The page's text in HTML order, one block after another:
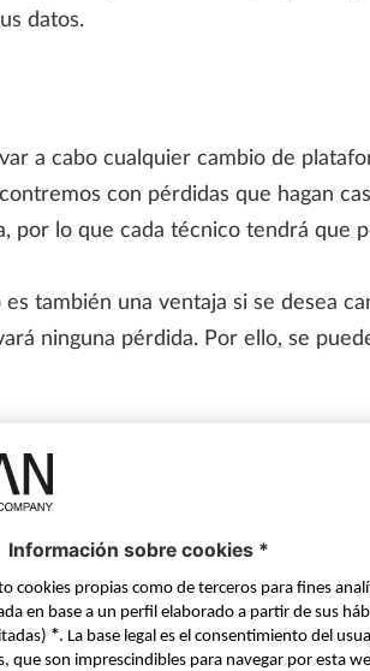
datos.
a cabo cualquier cambio de
con pérdidas que hagan
por lo que cada técnico tendrá que
también una ventaja si se desea
ninguna pérdida. Por ello, se
de un proyecto deben elaborarse
no deben especializarse en más
programas que pueden